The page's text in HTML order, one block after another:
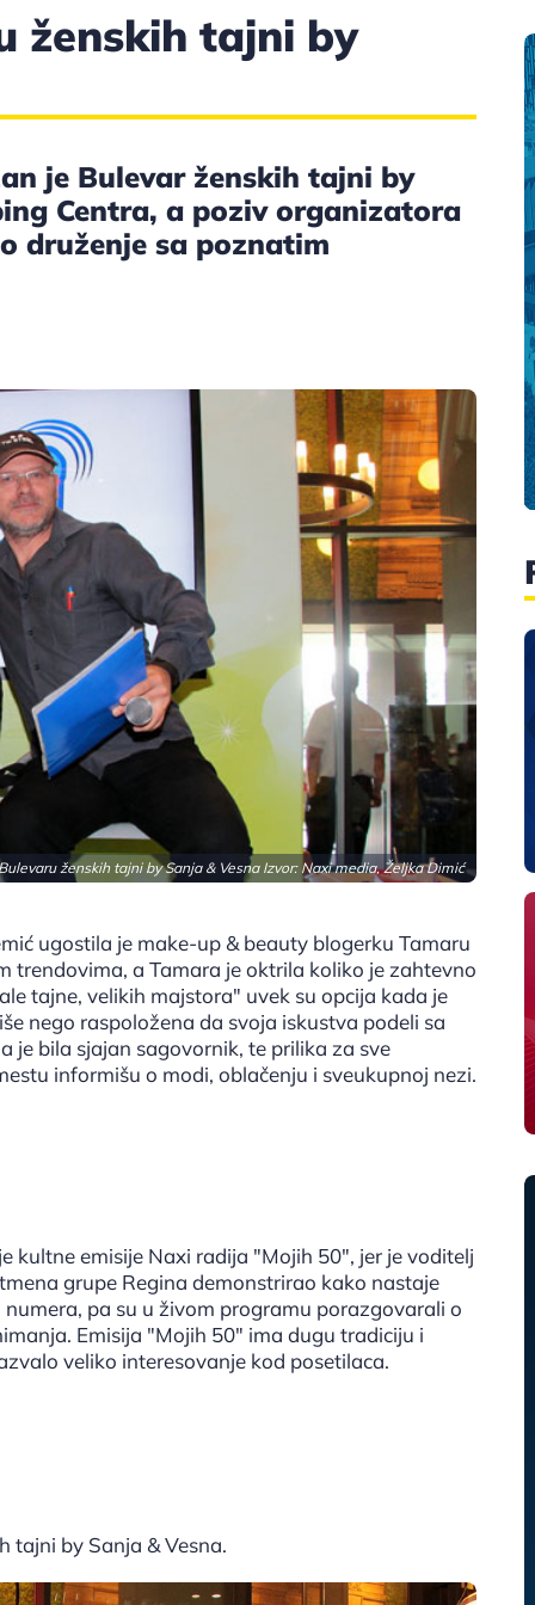
ženskih tajni by
je Bulevar ženskih tajni by
Centra, a poziv organizatora
druženje sa poznatim
ženskih tajni by Sanja & Vesna Izvor: Naxi media, Željka Dimić
ugostila je make-up & beauty blogerku Tamaru
trendovima, a Tamara je oktrila koliko je zahtevno
tajne, velikih majstora" uvek su opcija kada je
nego raspoložena da svoja iskustva podeli sa
je bila sjajan sagovornik, te prilika za sve
informišu o modi, oblačenju i sveukupnoj nezi.
kultne emisije Naxi radija "Mojih 50", jer je voditelj
grupe Regina demonstrirao kako nastaje
pa su u živom programu porazgovarali o
Emisija "Mojih 50" ima dugu tradiciju i
veliko interesovanje kod posetilaca.
tajni by Sanja & Vesna.